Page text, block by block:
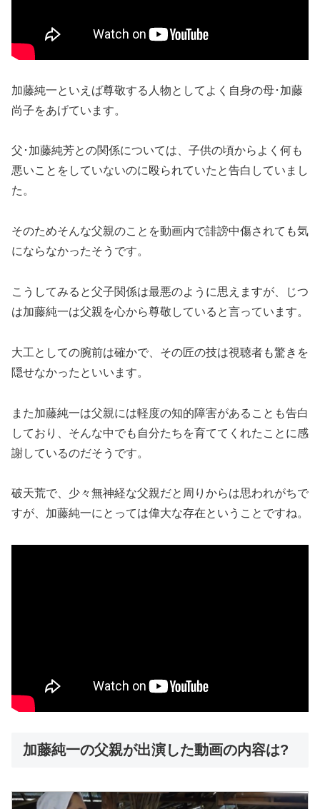
加藤純一といえば尊敬する人物としてよく自身の母･加藤
尚子をあげています。
父･加藤純芳との関係については、子供の頃からよく何も
悪いことをしていないのに殴られていたと告白していまし
た。
そのためそんな父親のことを動画内で誹謗中傷されても気
にならなかったそうです。
こうしてみると父子関係は最悪のように思えますが、じつ
は加藤純一は父親を心から尊敬していると言っています。
大工としての腕前は確かで、その匠の技は視聴者も驚きを
隠せなかったといいます。
また加藤純一は父親には軽度の知的障害があることも告白
しており、そんな中でも自分たちを育ててくれたことに感
謝しているのだそうです。
破天荒で、少々無神経な父親だと周りからは思われがちで
すが、加藤純一にとっては偉大な存在ということですね。
加藤純一の父親が出演した動画の内容は?